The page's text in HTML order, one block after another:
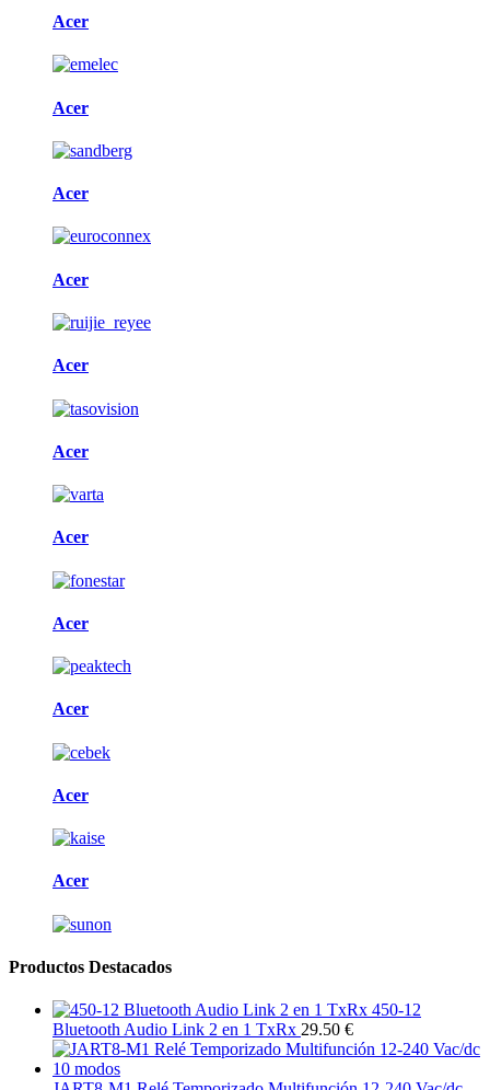
Acer
Acer
Acer
Acer
Acer
Acer
Acer
Acer
Acer
Acer
Acer
Productos Destacados
450-12
Bluetooth Audio Link 2 en 1 TxRx 29.50 €